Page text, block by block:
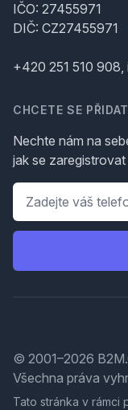
IČO: 27455971
DIČ: CZ27455971
+420 251 510 908,
CHCETE SE
Nechte nám na
jak se
Telefon
© 2001–2026
Všechna práva
Tato stránka v rámci